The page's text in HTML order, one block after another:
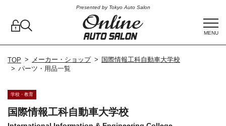
Presented by Tokyo Auto Salon
MENU
TOP メーカー・ショップ
国際情報工科自動車大学校
パーツ・用品一覧
学校・教育
国際情報工科自動車大学校